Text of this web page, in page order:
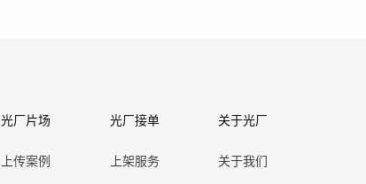
光厂片场
上传案例
光厂接单
上架服务
关于光厂
关于我们